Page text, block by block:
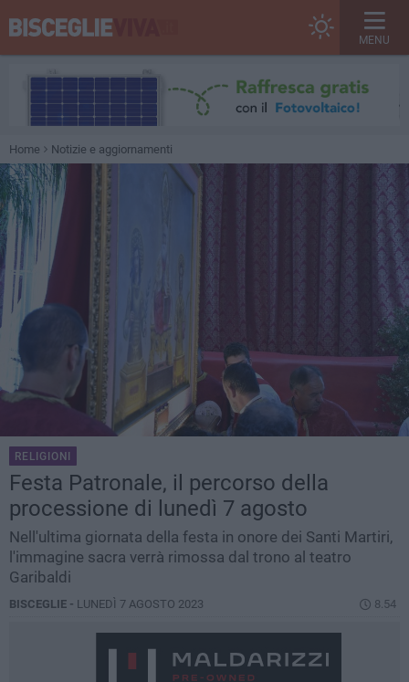
MENU
Home Notizie e aggiornamenti
RELIGIONI
Festa Patronale, il percorso della
processione di lunedì 7 agosto
Nell'ultima giornata della festa in onore dei Santi Martiri,
l'immagine sacra verrà rimossa dal trono al teatro
Garibaldi
BISCEGLIE - LUNEDÌ 7 AGOSTO 2023 8.54